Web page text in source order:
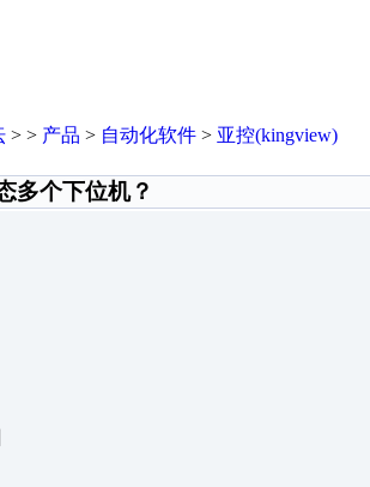
> > 产品 > 自动化软件 > 亚控(kingview)
多个下位机？